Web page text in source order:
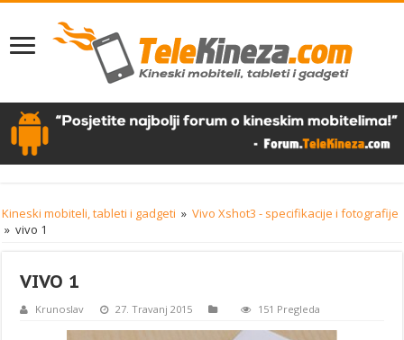
Kineski mobiteli, tableti i gadgeti » Vivo Xshot3 - specifikacije i fotografije
» vivo 1
VIVO 1
Krunoslav 27. Travanj 2015 151 Pregleda